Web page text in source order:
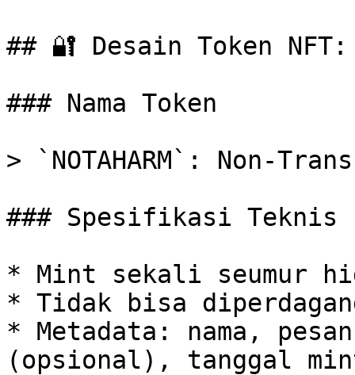
## 🔐 Desain Token NFT:
### Nama Token
> `NOTAHARM`: Non-
### Spesifikasi Teknis
* Mint sekali seumur
* Tidak bisa
* Metadata: nama,
(opsional), tanggal